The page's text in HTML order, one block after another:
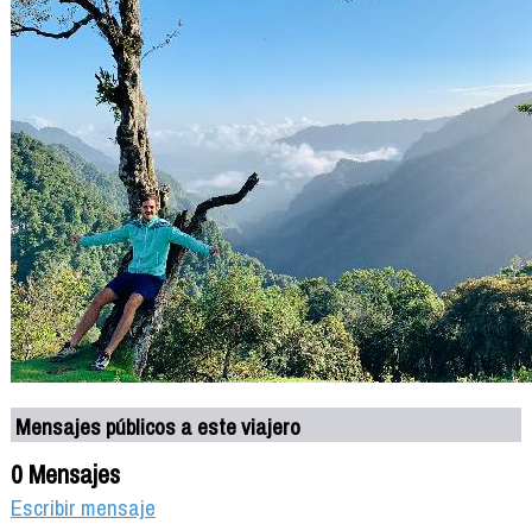
Mensajes públicos a este viajero
0 Mensajes
Escribir mensaje